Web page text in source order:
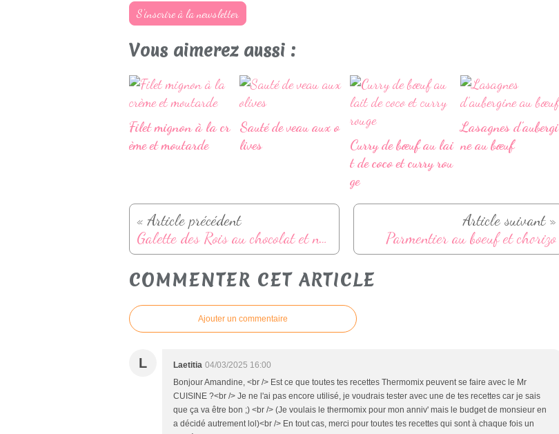
S'inscrire à la newsletter
Vous aimerez aussi :
Filet mignon à la cr
ème et moutarde
Sauté de veau aux o
lives
Curry de bœuf au lai
t de coco et curry rou
ge
Lasagnes d’aubergi
ne au bœuf
« Article précédent
Galette des Rois au chocolat et noisettes
Article suivant »
Parmentier au boeuf et chorizo
COMMENTER CET ARTICLE
Ajouter un commentaire
L Laetitia 04/03/2025 16:00
Bonjour Amandine, <br /> Est ce que toutes tes recettes Thermomix peuvent se faire avec le Mr
CUISINE ?<br /> Je ne l'ai pas encore utilisé, je voudrais tester avec une de tes recettes car je sais
que ça va être bon ;) <br /> (Je voulais le thermomix pour mon anniv' mais le budget de monsieur en
a décidé autrement lol)<br /> En tout cas, merci pour toutes tes recettes qui sont à chaque fois un